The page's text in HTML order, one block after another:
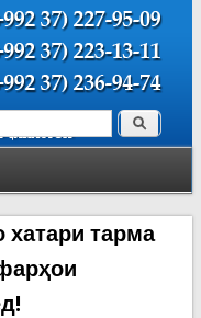
Поиск
тарма